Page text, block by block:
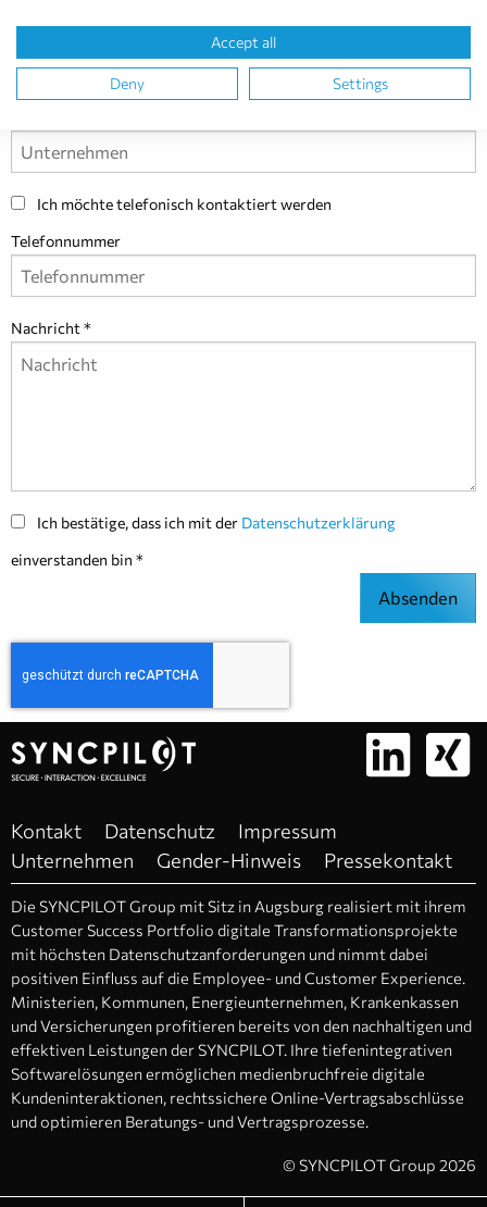
E-Mail
Ich möchte telefonisch kontaktiert werden
Telefonnummer
Nachricht
Ich bestätige, dass ich mit der Datenschutzerklärung
einverstanden bin
Absenden
Kontakt Datenschutz
Impressum
Unternehmen
Gender-Hinweis Pressekontakt
Die SYNCPILOT Group mit Sitz in Augsburg realisiert mit ihrem
Customer Success Portfolio digitale Transformationsprojekte
mit höchsten Datenschutzanforderungen und nimmt dabei
positiven Einfluss auf die Employee- und Customer Experience.
Ministerien, Kommunen, Energieunternehmen, Krankenkassen
und Versicherungen profitieren bereits von den nachhaltigen und
effektiven Leistungen der SYNCPILOT. Ihre tiefenintegrativen
Softwarelösungen ermöglichen medienbruchfreie digitale
Kundeninteraktionen, rechtssichere Online-Vertragsabschlüsse
und optimieren Beratungs- und Vertragsprozesse.
© SYNCPILOT Group 2026
Accept all
Deny Settings